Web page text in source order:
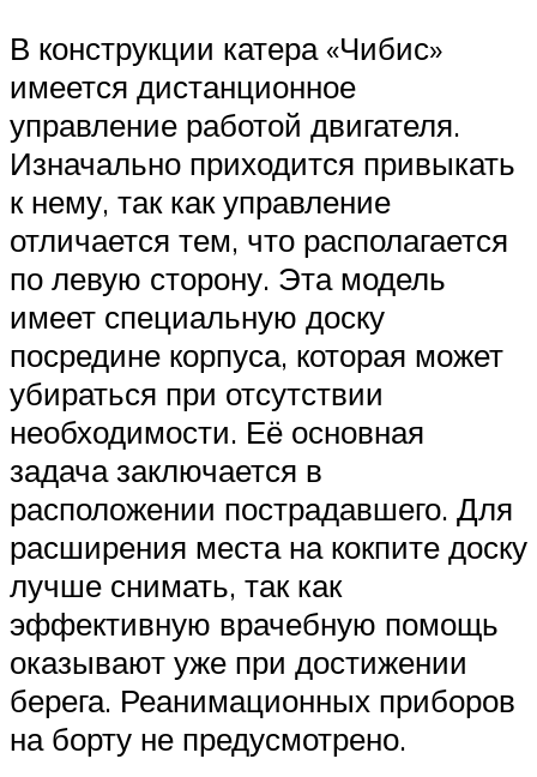
В конструкции катера «Чибис»
имеется дистанционное
управление работой двигателя.
Изначально приходится привыкать
к нему, так как управление
отличается тем, что располагается
по левую сторону. Эта модель
имеет специальную доску
посредине корпуса, которая может
убираться при отсутствии
необходимости. Её основная
задача заключается в
расположении пострадавшего. Для
расширения места на кокпите доску
лучше снимать, так как
эффективную врачебную помощь
оказывают уже при достижении
берега. Реанимационных приборов
на борту не предусмотрено.